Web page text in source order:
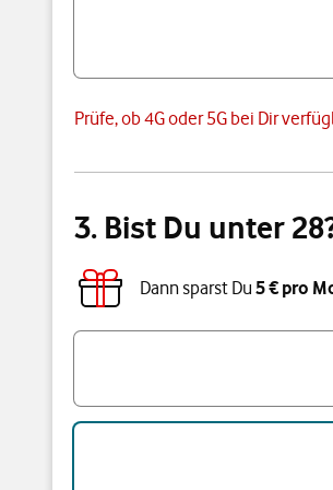
Prüfe, ob 4G oder 5G bei Dir
3. Bist Du unter
Dann sparst Du 5 € pro